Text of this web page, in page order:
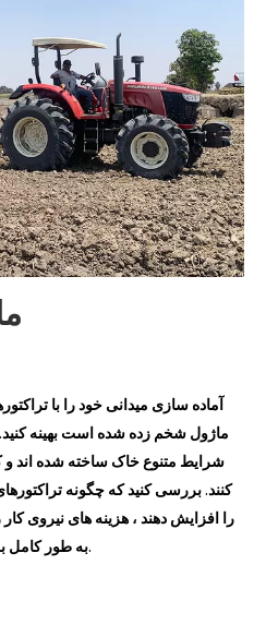
ماژول
آماده سازی میدانی خود را با
ماژول شخم زده شده است بهینه کنید.
شرایط متنوع خاک ساخته شده اند
کنند. بررسی کنید که چگونه
را افزایش دهند ، هزینه های نیروی
به طور کامل برای فصل کاشت بعدی آماده کنند.